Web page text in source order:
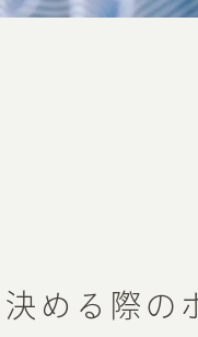
める際の